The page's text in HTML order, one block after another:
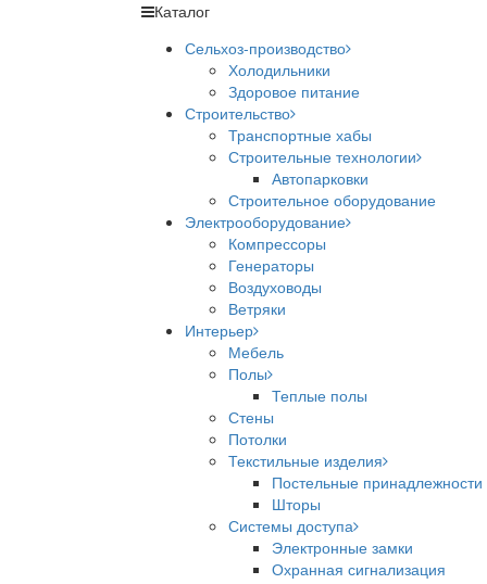
Каталог
Сельхоз-производство
Холодильники
Здоровое питание
Строительство
Транспортные хабы
Строительные технологии
Автопарковки
Строительное оборудование
Электрооборудование
Компрессоры
Генераторы
Воздуховоды
Ветряки
Интерьер
Мебель
Полы
Теплые полы
Стены
Потолки
Текстильные изделия
Постельные принадлежности
Шторы
Системы доступа
Электронные замки
Охранная сигнализация